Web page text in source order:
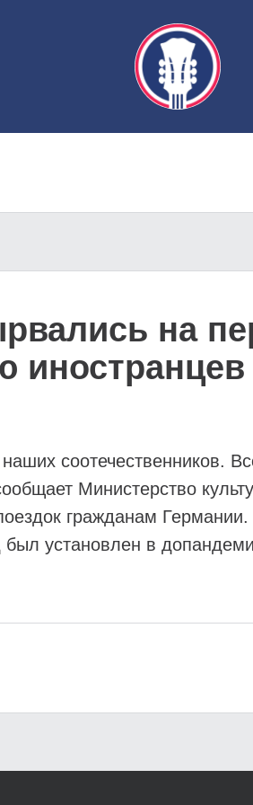
на
иностранцев
соотечественников.
Министерство
гражданам
установлен в